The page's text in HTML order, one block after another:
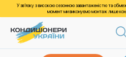
У зв’язку з високою сезонною завантаженістю та
момент ми виконуємо монтаж лише